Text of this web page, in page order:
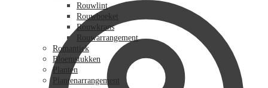
Rouwlint
Rouwboeket
Rouwkrans
Rouwarrangement
Romantiek
Bloemstukken
Planten
Plantenarrangement